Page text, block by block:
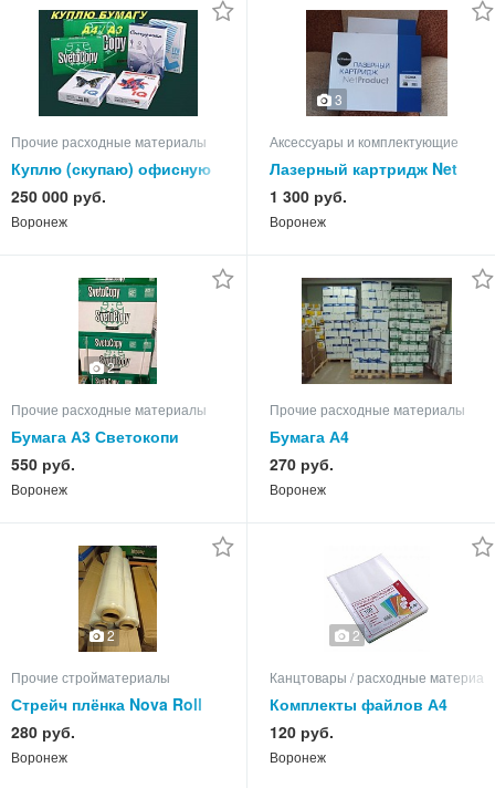
Прочие расходные материалы
Куплю (скупаю) офисную
бумагу А4, А3
250 000 руб.
Воронеж
3
Аксессуары и комплектующие
Лазерный картридж Net
Product CE390X
1 300 руб.
Воронеж
2
Прочие расходные материалы
Бумага А3 Светокопи
550 руб.
Воронеж
Прочие расходные материалы
Бумага А4
270 руб.
Воронеж
2
Прочие стройматериалы
Стрейч плёнка Nova Roll
первичная для Ozon
280 руб.
Воронеж
2
Канцтовары / расходные
Комплекты файлов А4
Берлинго и Бюрократ
(100шт.)
120 руб.
Воронеж